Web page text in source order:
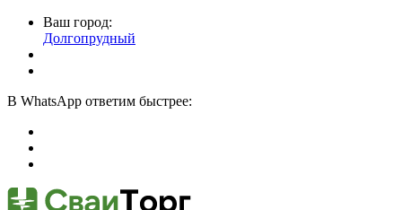
Ваш город:
Долгопрудный
В WhatsApp ответим быстрее: